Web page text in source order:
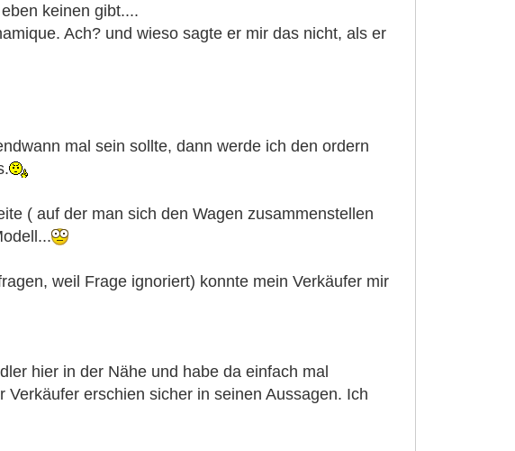
keinen gibt....
Ach? und wieso sagte er mir das nicht, als er
mal sein sollte, dann werde ich den ordern
( auf der man sich den Wagen zusammenstellen
weil Frage ignoriert) konnte mein Verkäufer mir
hier in der Nähe und habe da einfach mal
erschien sicher in seinen Aussagen. Ich